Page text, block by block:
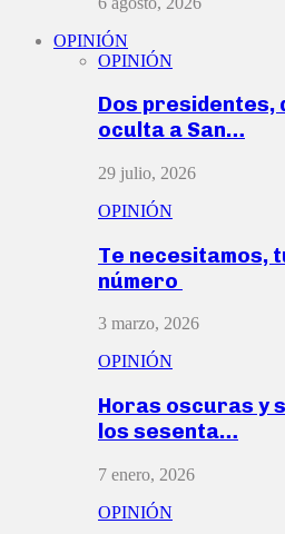
OPINIÓN
OPINIÓN
Dos presidentes,
oculta a San…
29 julio, 2026
OPINIÓN
Te necesitamos,
número
3 marzo, 2026
OPINIÓN
Horas oscuras y
los sesenta…
7 enero, 2026
OPINIÓN